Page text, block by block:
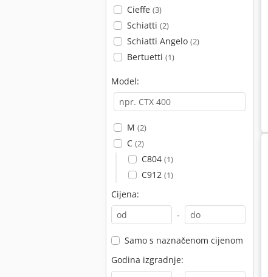
Cieffe (3)
Schiatti (2)
Schiatti Angelo (2)
Bertuetti (1)
Model:
M (2)
C (2)
C804 (1)
C912 (1)
Cijena:
-
Samo s naznačenom cijenom
Godina izgradnje: